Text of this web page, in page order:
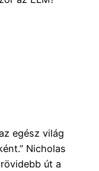
egész világ
Nicholas
út a